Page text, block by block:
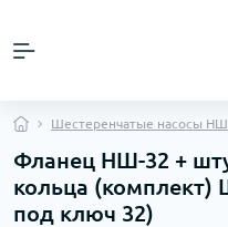
Шестеренчатые насосы НШ
Фланец НШ-32 +
кольца (комплект)
под ключ 32)